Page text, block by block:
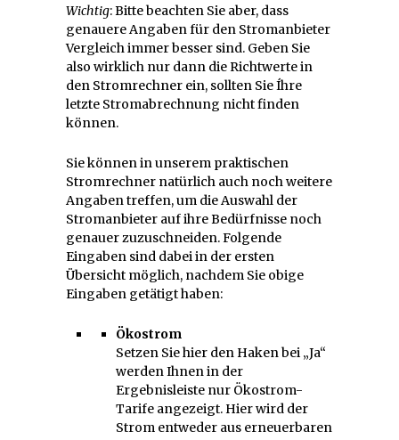
Wichtig: Bitte beachten Sie aber, dass
genauere Angaben für den Stromanbieter
Vergleich immer besser sind. Geben Sie
also wirklich nur dann die Richtwerte in
den Stromrechner ein, sollten Sie Íhre
letzte Stromabrechnung nicht finden
können.
Sie können in unserem praktischen
Stromrechner natürlich auch noch weitere
Angaben treffen, um die Auswahl der
Stromanbieter auf ihre Bedürfnisse noch
genauer zuzuschneiden. Folgende
Eingaben sind dabei in der ersten
Übersicht möglich, nachdem Sie obige
Eingaben getätigt haben:
Ökostrom
Setzen Sie hier den Haken bei „Ja“
werden Ihnen in der
Ergebnisleiste nur Ökostrom-
Tarife angezeigt. Hier wird der
Strom entweder aus erneuerbaren